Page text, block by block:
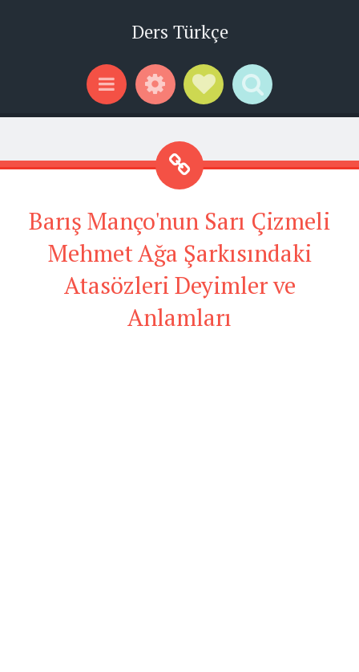
Ders Türkçe
Menu WidgetsSocial Links
Search
Barış Manço'nun Sarı Çizmeli
Mehmet Ağa Şarkısındaki
Atasözleri Deyimler ve
Anlamları